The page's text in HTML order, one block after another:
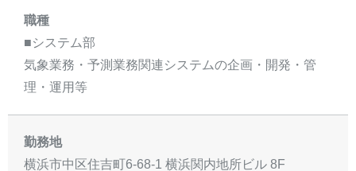
職種
■システム部
気象業務・予測業務関連システムの企画・開発・管
理・運用等
勤務地
横浜市中区住吉町6-68-1 横浜関内地所ビル 8F